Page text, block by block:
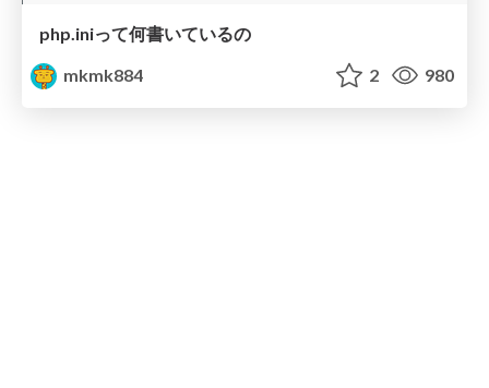
php.iniって何書いているの
mkmk884
2 980